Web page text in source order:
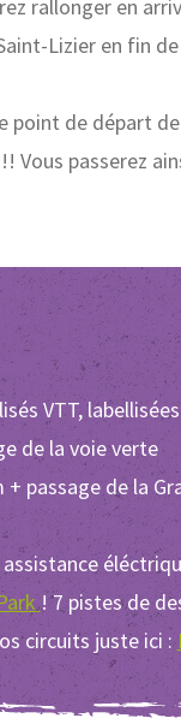
rallonger en
Lizier en fin
point de départ
Vous passerez
VTT,
de la voie verte
passage de la
! 7 pistes de
circuits juste ici :